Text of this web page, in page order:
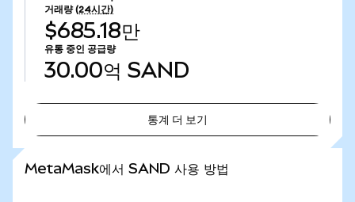
거래량 (24시간)
$685.18만
유통 중인 공급량
30.00억 SAND
통계 더 보기
MetaMask에서 SAND 사용 방법